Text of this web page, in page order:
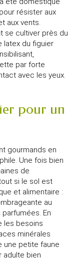
résister aux
aux vents.
se cultiver près du
latex du figuier
par forte
avec les yeux.
pour un
gourmands en
Une fois bien
de
si le sol est
et alimentaire :
au
En
les besoins
minérales
une petite faune
adulte bien